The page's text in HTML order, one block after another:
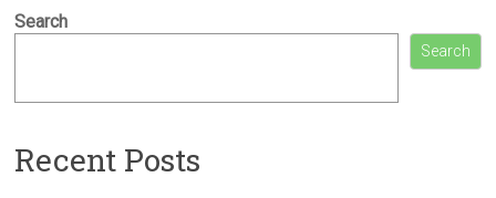
Search
Search
Recent Posts